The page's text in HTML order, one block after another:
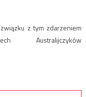
z tym zdarzeniem
Australijczyków